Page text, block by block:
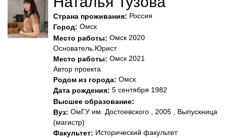
Страна проживания: Россия
Город: Омск
Место работы: Омск 2020
Основатель.Юрист
Место работы: Омск 2021
Автор проекта
Родом из города: Омск
Дата рождения: 5 сентября 1982
Высшее образование:
Вуз: ОмГУ им. Достоевского , 2005 , Выпускница
(магистр)
Факультет: Исторический факультет